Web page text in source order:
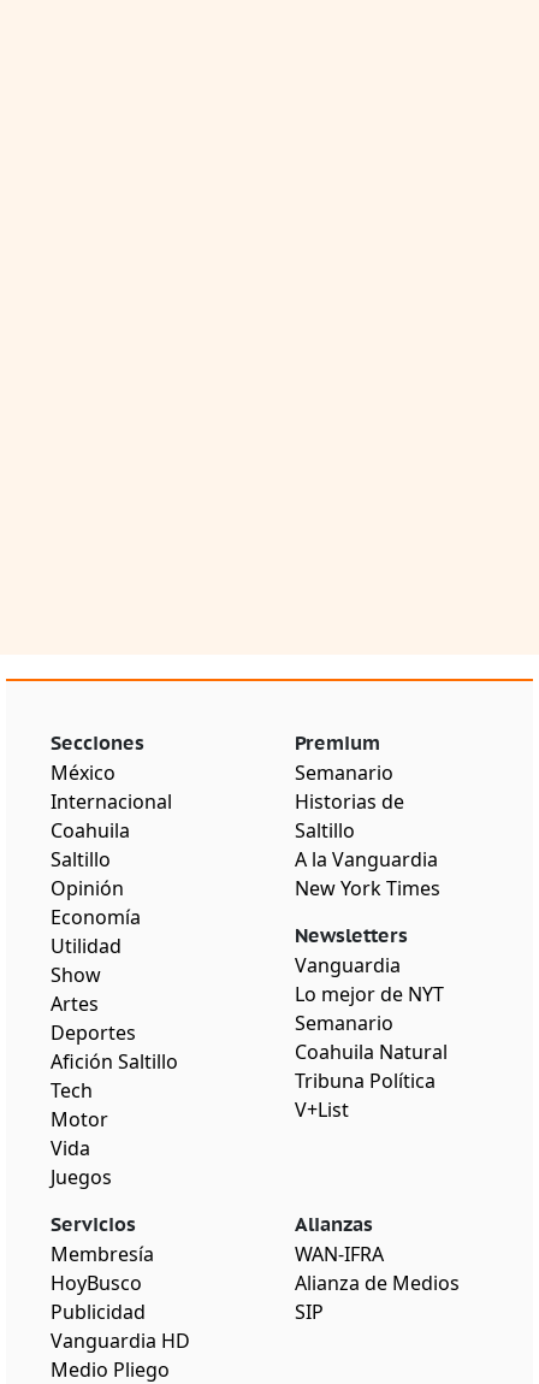
Secciones
México
Internacional
Coahuila
Saltillo
Opinión
Economía
Utilidad
Show
Artes
Deportes
Afición Saltillo
Tech
Motor
Vida
Juegos
Premium
Semanario
Historias de
Saltillo
A la Vanguardia
New York Times
Newsletters
Vanguardia
Lo mejor de NYT
Semanario
Coahuila Natural
Tribuna Política
V+List
Servicios
Membresía
HoyBusco
Publicidad
Vanguardia HD
Medio Pliego
Alianzas
WAN-IFRA
Alianza de Medios
SIP